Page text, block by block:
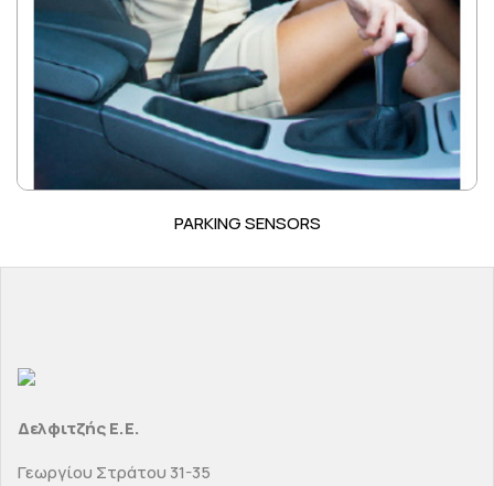
PARKING SENSORS
Δελφιτζής Ε.Ε.
Γεωργίου Στράτου 31-35